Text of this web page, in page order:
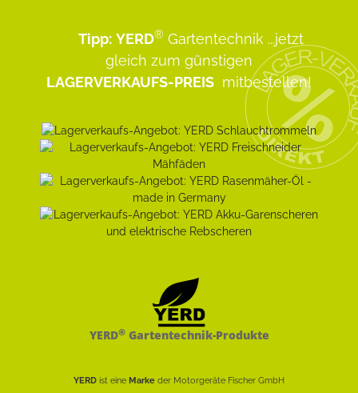
Tipp: YERD® Gartentechnik ...jetzt
gleich zum günstigen
LAGERVERKAUFS-PREIS mitbestellen!
YERD®Gartentechnik-Produkte
YERD ist eine Marke der Motorgeräte Fischer GmbH